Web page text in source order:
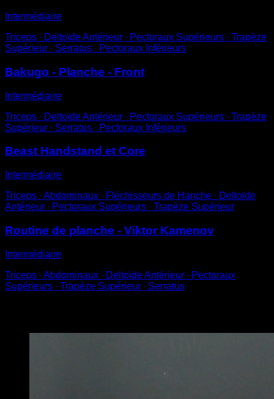
Intermédiaire
Triceps ∙ Deltoïde Antérieur ∙ Pectoraux Supérieurs ∙ Trapèze
Supérieur ∙ Serratus ∙ Pectoraux Inférieurs
Bakugo - Planche - Front
Intermédiaire
Triceps ∙ Deltoïde Antérieur ∙ Pectoraux Supérieurs ∙ Trapèze
Supérieur ∙ Serratus ∙ Pectoraux Inférieurs
Beast Handstand et Core
Intermédiaire
Triceps ∙ Abdominaux ∙ Fléchisseurs de Hanche ∙ Deltoïde
Antérieur ∙ Pectoraux Supérieurs ∙ Trapèze Supérieur
Routine de planche - Viktor Kamenov
Intermédiaire
Triceps ∙ Abdominaux ∙ Deltoïde Antérieur ∙ Pectoraux
Supérieurs ∙ Trapèze Supérieur ∙ Serratus